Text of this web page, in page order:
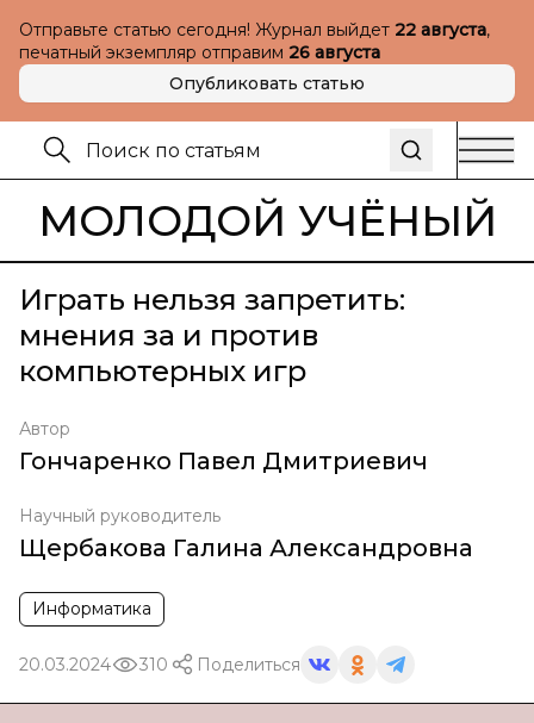
Отправьте статью сегодня! Журнал выйдет 22 августа,
печатный экземпляр отправим 26 августа
Опубликовать статью
МОЛОДОЙ УЧЁНЫЙ
Играть нельзя запретить:
мнения за и против
компьютерных игр
Автор
Гончаренко Павел Дмитриевич
Научный руководитель
Щербакова Галина Александровна
Информатика
20.03.2024 310 Поделиться